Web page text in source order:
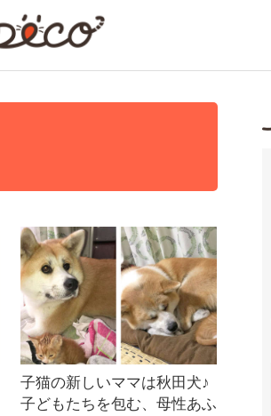
子猫の新しいママは秋田犬♪
子どもたちを包む、母性あふ